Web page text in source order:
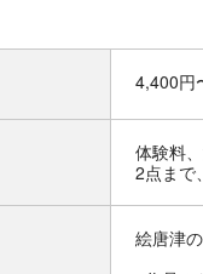
4,400円
体験料
2点まで
絵唐津